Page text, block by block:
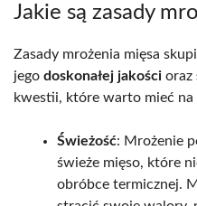
Jakie są zasady
Zasady mrożenia mięsa
jego doskonałej jakości oraz
kwestii, które warto mieć na
Świeżość: Mrożenie
świeże mięso, które
obróbce termicznej.